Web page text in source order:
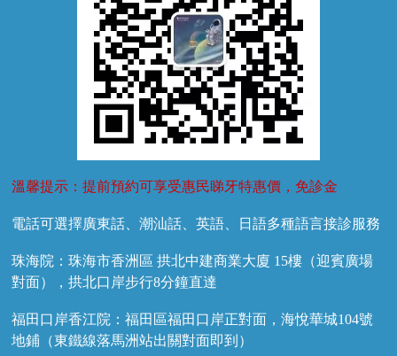
溫馨提示：提前預約可享受惠民睇牙特惠價，免診金
電話可選擇廣東話、潮汕話、英語、日語多種語言接診服務
珠海院：珠海市香洲區 拱北中建商業大廈 15樓（迎賓廣場
對面），拱北口岸步行8分鐘直達
福田口岸香江院：福田區福田口岸正對面，海悅華城104號
地鋪（東鐵線落馬洲站出關對面即到）